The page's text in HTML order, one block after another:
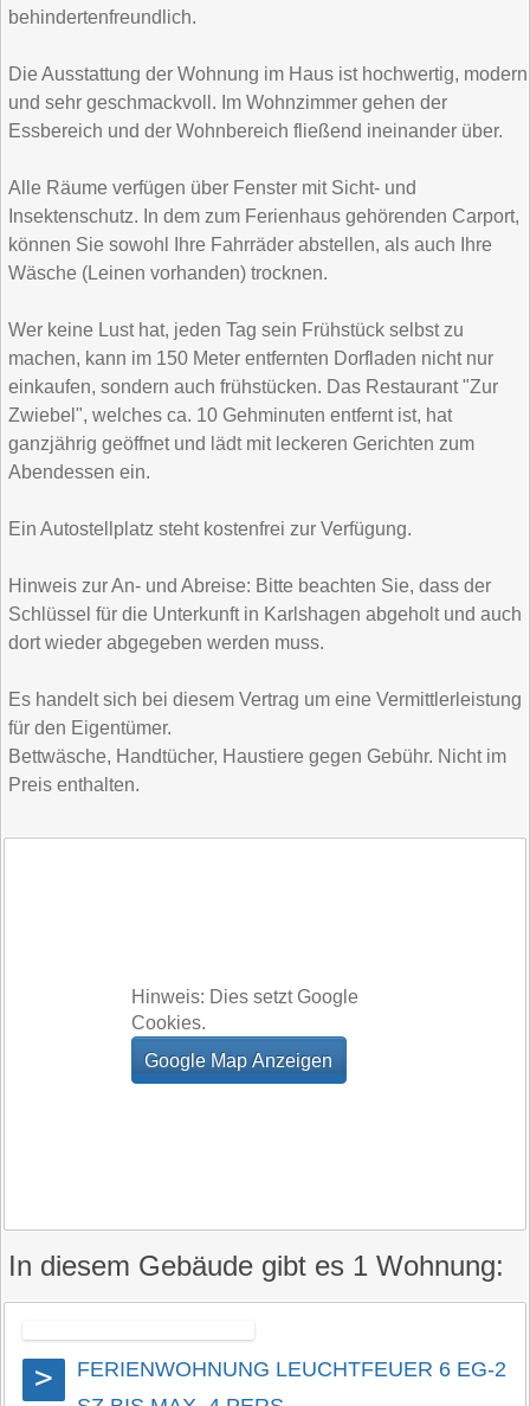
behindertenfreundlich.
Die Ausstattung der Wohnung im Haus ist hochwertig, modern
und sehr geschmackvoll. Im Wohnzimmer gehen der
Essbereich und der Wohnbereich fließend ineinander über.
Alle Räume verfügen über Fenster mit Sicht- und
Insektenschutz. In dem zum Ferienhaus gehörenden Carport,
können Sie sowohl Ihre Fahrräder abstellen, als auch Ihre
Wäsche (Leinen vorhanden) trocknen.
Wer keine Lust hat, jeden Tag sein Frühstück selbst zu
machen, kann im 150 Meter entfernten Dorfladen nicht nur
einkaufen, sondern auch frühstücken. Das Restaurant "Zur
Zwiebel", welches ca. 10 Gehminuten entfernt ist, hat
ganzjährig geöffnet und lädt mit leckeren Gerichten zum
Abendessen ein.
Ein Autostellplatz steht kostenfrei zur Verfügung.
Hinweis zur An- und Abreise: Bitte beachten Sie, dass der
Schlüssel für die Unterkunft in Karlshagen abgeholt und auch
dort wieder abgegeben werden muss.
Es handelt sich bei diesem Vertrag um eine Vermittlerleistung
für den Eigentümer.
Bettwäsche, Handtücher, Haustiere gegen Gebühr. Nicht im
Preis enthalten.
Hinweis: Dies setzt Google
Cookies.
In diesem Gebäude gibt es 1 Wohnung:
>
FERIENWOHNUNG LEUCHTFEUER 6 EG-2